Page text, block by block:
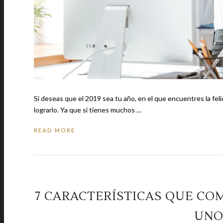
Si deseas que el 2019 sea tu año, en el que encuentres la
lograrlo. Ya que si tienes muchos …
READ MORE
7 CARACTERÍSTICAS QUE